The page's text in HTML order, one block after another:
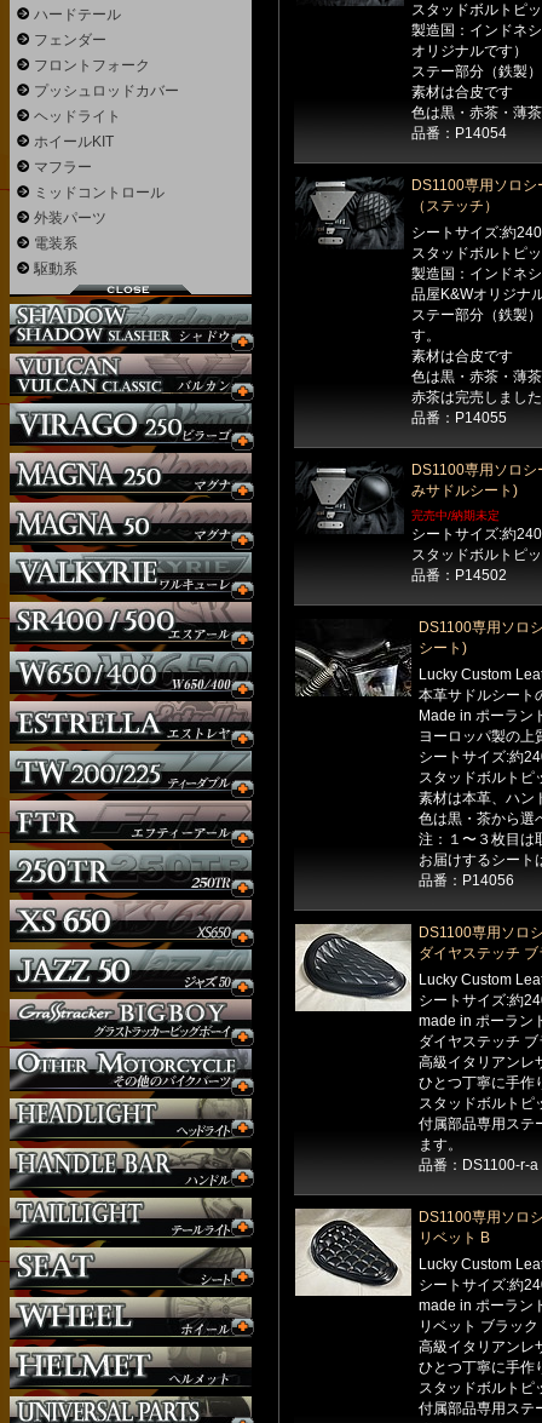
スタッドボルトピ
製造国：インドネ
オリジナルです）
ステー部分（鉄製
素材は合皮です
色は黒・赤茶・薄
品番：P14054
DS1100専用ソロ
（ステッチ）
シートサイズ:約
スタッドボルトピ
製造国：インドネ
品屋K&Wオリジナ
ステー部分（鉄製
す。
素材は合皮です
色は黒・赤茶・薄
赤茶は完売しまし
品番：P14055
DS1100専用ソロ
みサドルシート)
完売中/納期未定
シートサイズ:約
スタッドボルトピ
品番：P14502
DS1100専用ソロ
シート)
Lucky Custom
本革サドルシート
Made in ポーラン
ヨーロッパ製の上
シートサイズ:約
スタッドボルトピ
素材は本革、ハン
色は黒・茶から選
注：１〜３枚目は
お届けするシート
品番：P14056
DS1100専用ソロ
ダイヤステッチ
Lucky Custom
シートサイズ:約
made in ポーラン
ダイヤステッチ
高級イタリアンレ
ひとつ丁寧に手作
スタッドボルトピ
付属部品専用ステ
ます。
品番：DS1100-r-a
DS1100専用ソロ
リベット B
Lucky Custom
シートサイズ:約
made in ポーラン
リベット ブラック
高級イタリアンレ
ひとつ丁寧に手作
スタッドボルトピ
付属部品専用ステ
ハードテール
フェンダー
フロントフォーク
プッシュロッドカバー
ヘッドライト
ホイールKIT
マフラー
ミッドコントロール
外装パーツ
電装系
駆動系
ウインカー
オーダー
ガソリンタンク
サイドナンバー
サスペンション
シート
ジョッキーシフト
ハンドルバー
ハンドル周り
ヘッドライト
マフラー
外装パーツ